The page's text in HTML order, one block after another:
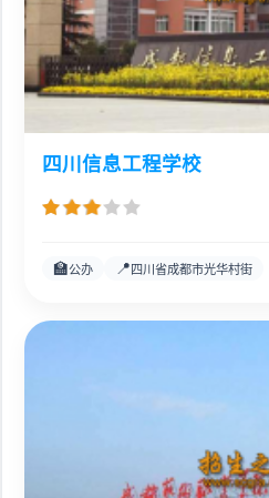
四川信息工程学校
🏫公办 📍四川省成都市光华村街